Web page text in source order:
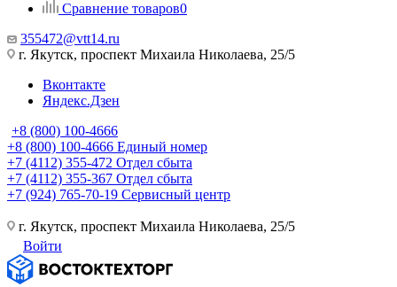
Сравнение товаров0
355472@vtt14.ru
г. Якутск, проспект Михаила Николаева, 25/5
Вконтакте
Яндекс.Дзен
+8 (800) 100-4666
+8 (800) 100-4666 Единый номер
+7 (4112) 355-472 Отдел сбыта
+7 (4112) 355-367 Отдел сбыта
+7 (924) 765-70-19 Сервисный центр
г. Якутск, проспект Михаила Николаева, 25/5
Войти